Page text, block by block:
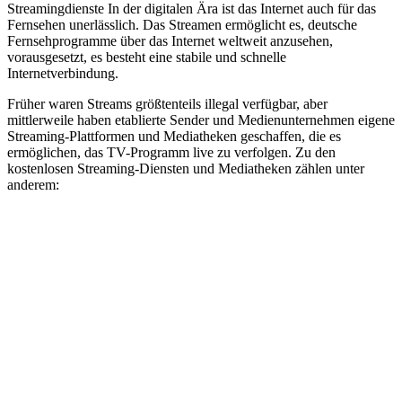
Streamingdienste In der digitalen Ära ist das Internet auch für das
Fernsehen unerlässlich. Das Streamen ermöglicht es, deutsche
Fernsehprogramme über das Internet weltweit anzusehen,
vorausgesetzt, es besteht eine stabile und schnelle
Internetverbindung.
Früher waren Streams größtenteils illegal verfügbar, aber
mittlerweile haben etablierte Sender und Medienunternehmen eigene
Streaming-Plattformen und Mediatheken geschaffen, die es
ermöglichen, das TV-Programm live zu verfolgen. Zu den
kostenlosen Streaming-Diensten und Mediatheken zählen unter
anderem: